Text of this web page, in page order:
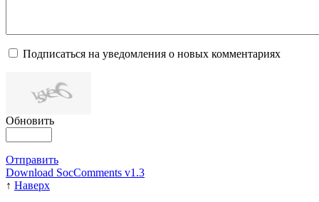
Подписаться на уведомления о новых комментариях
Обновить
Отправить
Download SocComments v1.3
↑ Наверх